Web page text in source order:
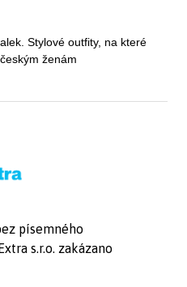
Stylové outfity, na které
ženám
písemného
s.r.o. zakázano